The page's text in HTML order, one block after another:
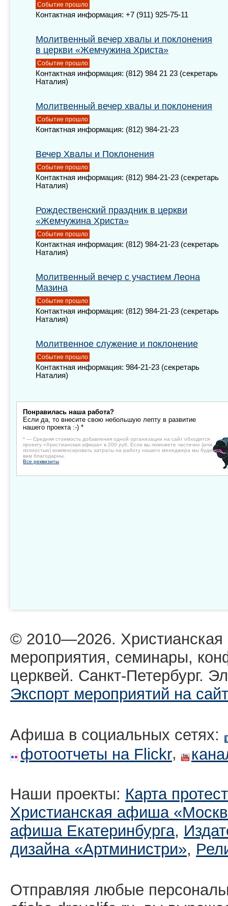
Событие прошло
Контактная информация: +7 (911) 925-75-11
Молитвенный вечер хвалы и поклонения
в церкви «Жемчужина Христа»
Событие прошло
Контактная информация: (812) 984 21 23 (секретарь
Наталия)
Молитвенный вечер хвалы и поклонения
Событие прошло
Контактная информация: (812) 984-21-23
Вечер Хвалы и Поклонения
Событие прошло
Контактная информация: (812) 984-21-23 (секретарь
Наталия)
Рождественский праздник в церкви
«Жемчужина Христа»
Событие прошло
Контактная информация: (812) 984-21-23 (секретарь
Наталия)
Молитвенный вечер с участием Леона
Мазина
Событие прошло
Контактная информация: (812) 984-21-23 (секретарь
Наталия)
Молитвенное служение и поклонение
Событие прошло
Контактная информация: 984-21-23 (секретарь
Наталия)
Понравилась наша работа?
Если да, то внесите свою небольшую лепту в развитие
нашего проекта :-) *
* — Средняя стоимость добавления одной организации на сайт обходится
проекту «Христианская афиша» в 200 руб. Если вы поможете частично (или
полностью) компенсировать затраты на работу нашего менеджера мы будем
вам благодарны.
Все реквизиты
© 2010—2026.
мероприятия, семинары,
церквей. Санкт-Петербург.
Экспорт мероприятий на сайт
Афиша в социальных сетях:
фотоотчеты на Flickr,
Наши проекты: Карта
Христианская афиша
афиша Екатеринбургa,
дизайна «Артминистри»,
Отправляя любые